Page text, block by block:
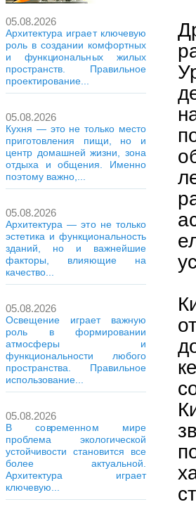
05.08.2026
Архитектура играет ключевую
роль в создании комфортных
и функциональных жилых
пространств. Правильное
проектирование...
05.08.2026
Кухня — это не только место
приготовления пищи, но и
центр домашней жизни, зона
отдыха и общения. Именно
поэтому важно,...
05.08.2026
Архитектура — это не только
эстетика и функциональность
зданий, но и важнейшие
факторы, влияющие на
качество...
05.08.2026
Освещение играет важную
роль в формировании
атмосферы и
функциональности любого
пространства. Правильное
использование...
05.08.2026
В современном мире
проблема экологической
устойчивости становится все
более актуальной.
Архитектура играет
ключевую...